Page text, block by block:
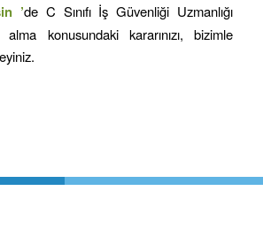
’de C Sınıfı İş Güvenliği Uzmanlığı
konusundaki kararınızı, bizimle